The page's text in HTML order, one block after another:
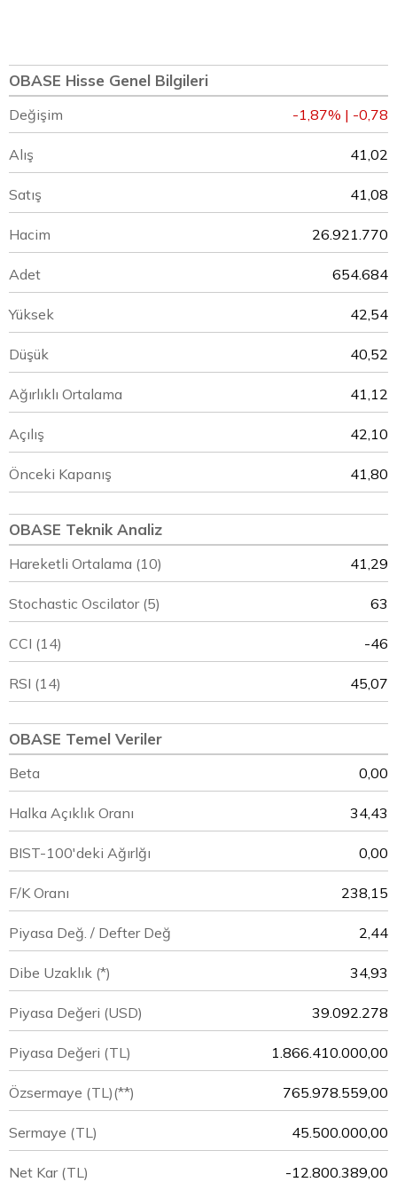
OBASE Hisse Genel Bilgileri
Değişim -1,87% | -0,78
Alış 41,02
Satış 41,08
Hacim 26.921.770
Adet 654.684
Yüksek 42,54
Düşük 40,52
Ağırlıklı Ortalama 41,12
Açılış 42,10
Önceki Kapanış 41,80
OBASE Teknik Analiz
Hareketli Ortalama (10) 41,29
Stochastic Oscilator (5) 63
CCI (14) -46
RSI (14) 45,07
OBASE Temel Veriler
Beta 0,00
Halka Açıklık Oranı 34,43
BIST-100'deki Ağırlğı 0,00
F/K Oranı 238,15
Piyasa Değ. / Defter Değ 2,44
Dibe Uzaklık (*) 34,93
Piyasa Değeri (USD) 39.092.278
Piyasa Değeri (TL) 1.866.410.000,00
Özsermaye (TL)(**) 765.978.559,00
Sermaye (TL) 45.500.000,00
Net Kar (TL) -12.800.389,00